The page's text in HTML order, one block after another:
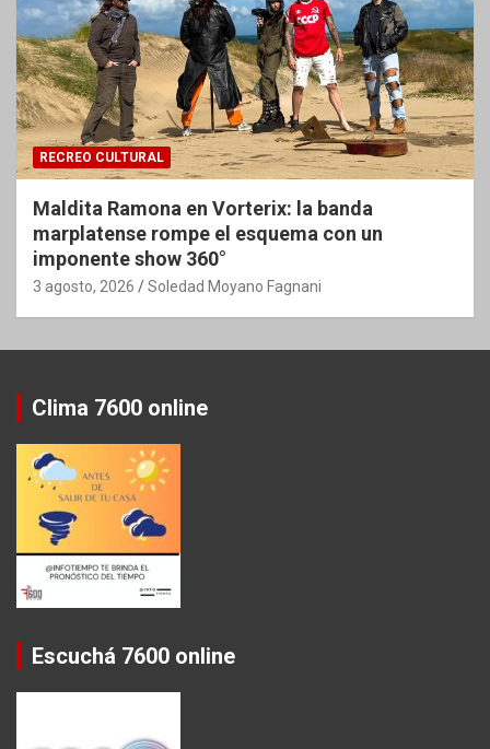
RECREO CULTURAL
Maldita Ramona en Vorterix: la banda
marplatense rompe el esquema con un
imponente show 360°
3 agosto, 2026 Soledad Moyano Fagnani
Clima 7600 online
Escuchá 7600 online